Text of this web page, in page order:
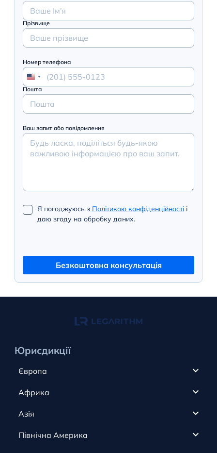
Прізвище
Номер телефона
Пошта
Ваш запит або повідомлення
Я погоджуюсь з Політикою конфіденційностіі
даю згоду на обробку даних.
Безкоштовна консультація
Юрисдикції
Європа
Кіпр
Олдерні
Африка
Канада
Азія
Румунія
Північна Америка